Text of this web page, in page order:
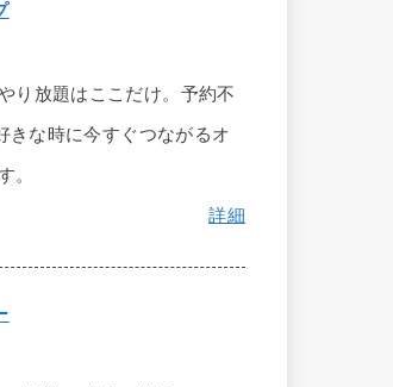
り放題はここだけ。予約不
きな時に今すぐつながるオ
。
詳細